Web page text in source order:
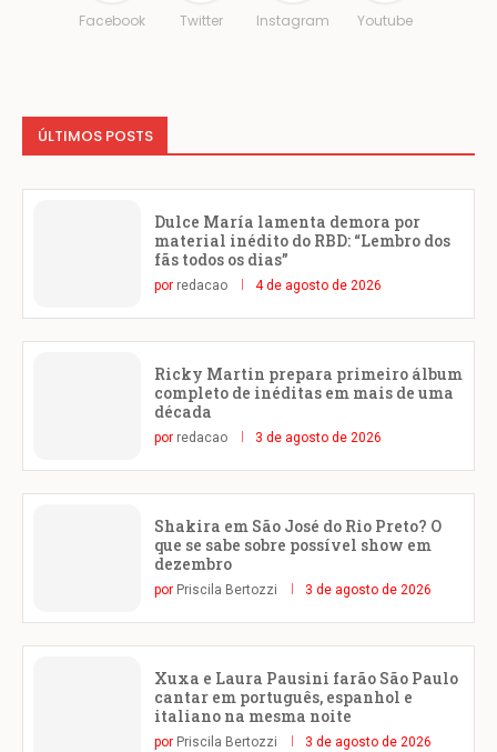
Facebook Twitter Instagram Youtube
ÚLTIMOS POSTS
Dulce María lamenta demora por
material inédito do RBD: “Lembro dos
fãs todos os dias”
por redacao 4 de agosto de 2026
Ricky Martin prepara primeiro álbum
completo de inéditas em mais de uma
década
por redacao 3 de agosto de 2026
Shakira em São José do Rio Preto? O
que se sabe sobre possível show em
dezembro
por Priscila Bertozzi 3 de agosto de 2026
Xuxa e Laura Pausini farão São Paulo
cantar em português, espanhol e
italiano na mesma noite
por Priscila Bertozzi 3 de agosto de 2026